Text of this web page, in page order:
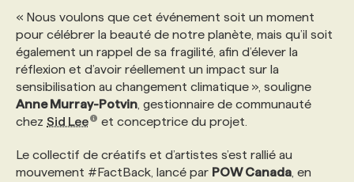
NOS TARIFS
PROGRAMMES DE SUBVENTIONS
FAQ
ANNONCEZ AVEC NOUS
« Nous voulons que cet événement soit un moment
pour célébrer la beauté de notre planète, mais qu’il soit
également un rappel de sa fragilité, afin d’élever la
réflexion et d’avoir réellement un impact sur la
sensibilisation au changement climatique », souligne
Anne Murray-Potvin , gestionnaire de communauté
chez Sid Lee et conceptrice du projet.
Le collectif de créatifs et d’artistes s’est rallié au
mouvement #FactBack, lancé par POW Canada , en